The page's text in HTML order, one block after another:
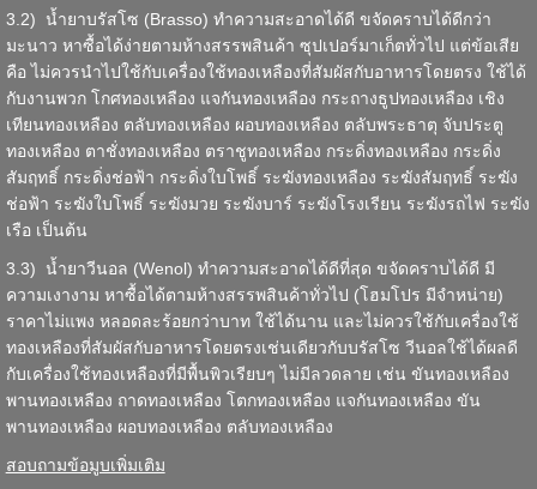
3.2) น้ำยาบรัสโซ (Brasso) ทำความสะอาดได้ดี ขจัดคราบได้ดีกว่า
มะนาว หาซื้อได้ง่ายตามห้างสรรพสินค้า ซุปเปอร์มาเก็ตทั่วไป แต่ข้อเสีย
คือ ไม่ควรนำไปใช้กับเครื่องใช้ทองเหลืองที่สัมผัสกับอาหารโดยตรง ใช้ได้
กับงานพวก โกศทองเหลือง แจกันทองเหลือง กระถางธูปทองเหลือง เชิง
เทียนทองเหลือง ตลับทองเหลือง ผอบทองเหลือง ตลับพระธาตุ จับประตู
ทองเหลือง ตาชั่งทองเหลือง ตราชูทองเหลือง กระดิ่งทองเหลือง กระดิ่ง
สัมฤทธิ์ กระดิ่งช่อฟ้า กระดิ่งใบโพธิ์ ระฆังทองเหลือง ระฆังสัมฤทธิ์ ระฆัง
ช่อฟ้า ระฆังใบโพธิ์ ระฆังมวย ระฆังบาร์ ระฆังโรงเรียน ระฆังรถไฟ ระฆัง
เรือ เป็นต้น
3.3) น้ำยาวีนอล (Wenol) ทำความสะอาดได้ดีที่สุด ขจัดคราบได้ดี มี
ความเงางาม หาซื้อได้ตามห้างสรรพสินค้าทั่วไป (โฮมโปร มีจำหน่าย)
ราคาไม่แพง หลอดละร้อยกว่าบาท ใช้ได้นาน และไม่ควรใช้กับเครื่องใช้
ทองเหลืองที่สัมผัสกับอาหารโดยตรงเช่นเดียวกับบรัสโซ วีนอลใช้ได้ผลดี
กับเครื่องใช้ทองเหลืองที่มีพื้นพิวเรียบๆ ไม่มีลวดลาย เช่น ขันทองเหลือง
พานทองเหลือง ถาดทองเหลือง โตกทองเหลือง แจกันทองเหลือง ขัน
พานทองเหลือง ผอบทองเหลือง ตลับทองเหลือง
สอบถามข้อมูบเพิ่มเติม